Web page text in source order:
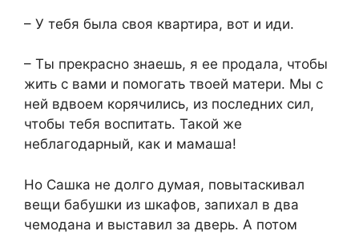
– У тебя была своя квартира, вот и иди.
– Ты прекрасно знаешь, я ее продала, чтобы
жить с вами и помогать твоей матери. Мы с
ней вдвоем корячились, из последних сил,
чтобы тебя воспитать. Такой же
неблагодарный, как и мамаша!
Но Сашка не долго думая, повытаскивал
вещи бабушки из шкафов, запихал в два
чемодана и выставил за дверь. А потом